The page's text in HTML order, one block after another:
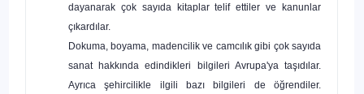
dayanarak çok sayıda kitaplar telif ettiler ve kanun­lar
çıkardılar.
Dokuma, boyama, madencilik ve camcılık gibi çok sayıda
sanat hakkında edindikleri bilgileri Avrupa'ya taşıdılar.
Ayrıca şehircilikle ilgili bazı bilgileri de öğ­rendiler.